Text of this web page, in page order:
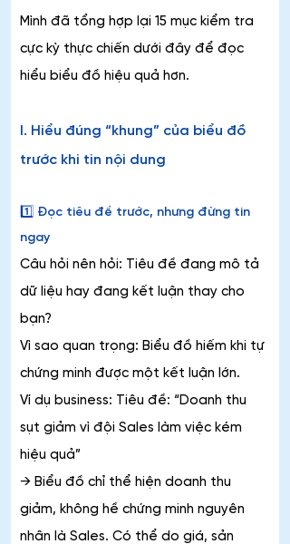
Mình đã tổng hợp lại 15 mục kiểm tra
cực kỳ thực chiến dưới đây để đọc
hiểu biểu đồ hiệu quả hơn.
I. Hiểu đúng “khung” của biểu đồ
trước khi tin nội dung
1️⃣ Đọc tiêu đề trước, nhưng đừng tin
ngay
Câu hỏi nên hỏi: Tiêu đề đang mô tả
dữ liệu hay đang kết luận thay cho
bạn?
Vì sao quan trọng: Biểu đồ hiếm khi tự
chứng minh được một kết luận lớn.
Ví dụ business: Tiêu đề: “Doanh thu
sụt giảm vì đội Sales làm việc kém
hiệu quả”
→ Biểu đồ chỉ thể hiện doanh thu
giảm, không hề chứng minh nguyên
nhân là Sales. Có thể do giá, sản